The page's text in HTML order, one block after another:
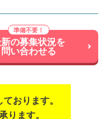
の募集状況を
問い合わせる
おります。
ります。